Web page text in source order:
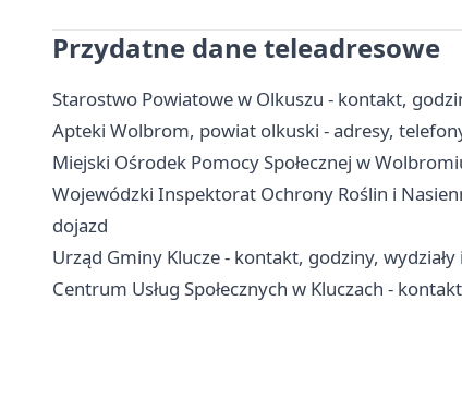
Przydatne dane teleadresowe
Starostwo Powiatowe w Olkuszu - kontakt,
Apteki Wolbrom, powiat olkuski - adresy,
Miejski Ośrodek Pomocy Społecznej w
Wojewódzki Inspektorat Ochrony Roślin i
dojazd
Urząd Gminy Klucze - kontakt, godziny, wydziały
Centrum Usług Społecznych w Kluczach -